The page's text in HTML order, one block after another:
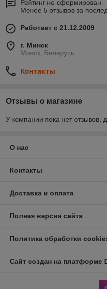
Рейтинг не сформирован
Менее 5 отзывов за
Работает с 21.12.2009
г. Минск
Минск, Беларусь
Контакты
Отзывы о магазине
У компании пока нет отзывов,
О нас
Контакты
Доставка и оплата
Полная версия сайта
Политика обработки
Сайт создан на платформе